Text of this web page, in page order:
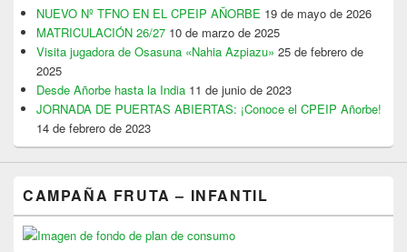
NUEVO Nº TFNO EN EL CPEIP AÑORBE 19 de mayo de 2026
MATRICULACIÓN 26/27 10 de marzo de 2025
Visita jugadora de Osasuna «Nahia Azpiazu» 25 de febrero de
2025
Desde Añorbe hasta la India 11 de junio de 2023
JORNADA DE PUERTAS ABIERTAS: ¡Conoce el CPEIP Añorbe!
14 de febrero de 2023
CAMPAÑA FRUTA – INFANTIL